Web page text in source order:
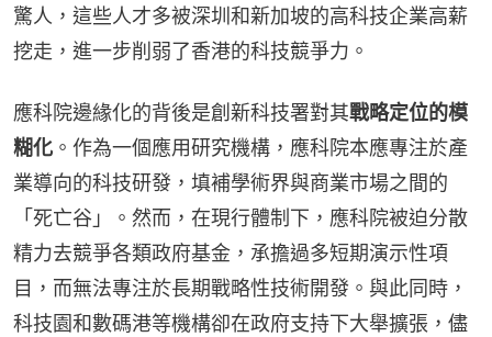
驚人，這些人才多被深圳和新加坡的高科技企業高薪
挖走，進一步削弱了香港的科技競爭力。
應科院邊緣化的背後是創新科技署對其戰略定位的模
糊化 。作為一個應用研究機構，應科院本應專注於產
業導向的科技研發，填補學術界與商業市場之間的
「死亡谷」。然而，在現行體制下，應科院被迫分散
精力去競爭各類政府基金，承擔過多短期演示性項
目，而無法專注於長期戰略性技術開發。與此同時，
科技園和數碼港等機構卻在政府支持下大舉擴張，儘